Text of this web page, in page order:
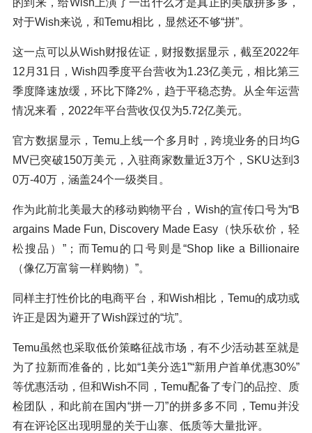
的到来，给Wish上演了一出什么才是真正的美版拼多多，
对于Wish来说，和Temu相比，显然还不够“拼”。
这一点可以从Wish财报佐证，财报数据显示，截至2022年
12月31日，Wish四季度平台营收为1.23亿美元，相比第三
季度降速放缓，环比下降2%，趋于平稳态势。从全年运营
情况来看，2022年平台营收仅仅为5.72亿美元。
官方数据显示，Temu上线一个多月时，跨境业务的日均G
MV已突破150万美元，入驻商家数量近3万个，SKU达到3
0万-40万，涵盖24个一级类目。
作为此前北美最大的移动购物平台，Wish的宣传口号为“B
argains Made Fun, Discovery Made Easy（快乐砍价，轻
松搜品）”；而Temu的口号则是“Shop like a Billionaire
（像亿万富翁一样购物）”。
同样主打性价比的电商平台，和Wish相比，Temu的成功或
许正是因为避开了Wish踩过的“坑”。
Temu虽然也采取低价策略征战市场，有不少活动甚至就是
为了拉新而准备的，比如“1美分选1”“新用户首单优惠30%”
等优惠活动，但和Wish不同，Temu配备了专门的品控、质
检团队，和此前在国内“拼一刀”的拼多多不同，Temu并没
有在评论区出现明显的关于山寨、低质等大量批评。